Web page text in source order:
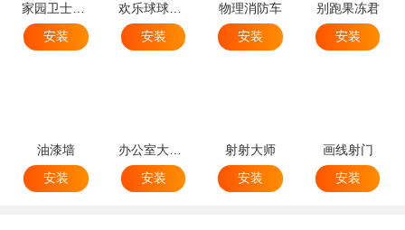
家园卫士变态版
安装
安装
物理消防车
安装
别跑果冻君
安装
油漆墙
安装
安装
射射大师
安装
画线射门
安装